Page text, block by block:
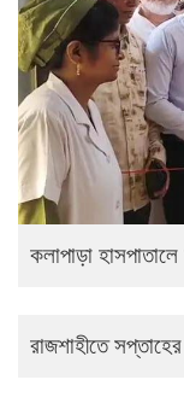
কলাপাড়া
রাজশাহীতে